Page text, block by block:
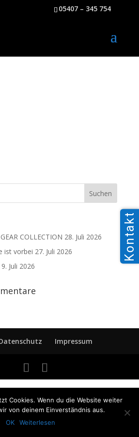
05407 – 345 754
COLLECTION 28. Juli 2026
ist vorbei 27. Juli 2026
9. Juli 2026
Impressum
Kontakt
Cookies. Wenn du die Website weiter
von deinem Einverständnis aus.
OK
Weiterlesen